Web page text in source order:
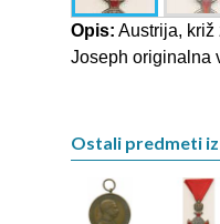
Opis: Austrija, križ
Joseph originalna
Ostali predmeti